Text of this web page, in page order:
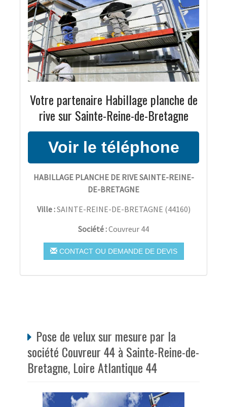
Votre partenaire Habillage planche de
rive sur Sainte-Reine-de-Bretagne
HABILLAGE PLANCHE DE RIVE SAINTE-REINE-
DE-BRETAGNE
Ville :SAINTE-REINE-DE-BRETAGNE (44160)
Société :Couvreur 44
CONTACT OU DEMANDE DE DEVIS
Pose de velux sur mesure par la
société Couvreur 44 à Sainte-Reine-de-
Bretagne, Loire Atlantique 44